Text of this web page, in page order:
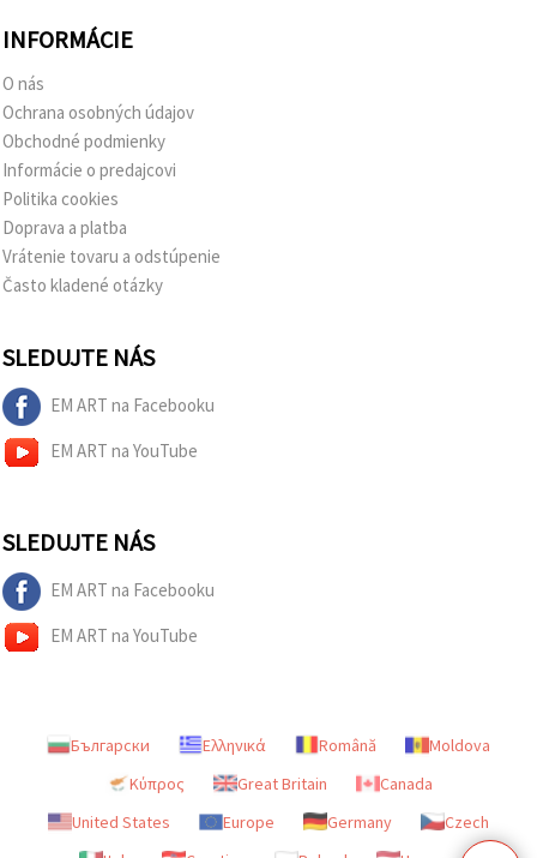
INFORMÁCIE
O nás
Ochrana osobných údajov
Obchodné podmienky
Informácie o predajcovi
Politika cookies
Doprava a platba
Vrátenie tovaru a odstúpenie
Často kladené otázky
SLEDUJTE NÁS
EM ART na Facebooku
EM ART na YouTube
SLEDUJTE NÁS
EM ART na Facebooku
EM ART na YouTube
Български Ελληνικά Română
Moldova
Κύπρος
Great Britain
Canada
United States
Europe Germany
Czech